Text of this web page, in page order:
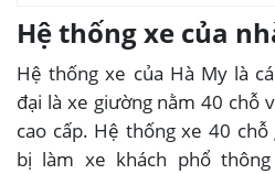
Hệ thống xe của
Hệ thống xe của Hà My là
đại là xe giường nằm 40 chỗ
cao cấp. Hệ thống xe 40
bị làm xe khách phổ